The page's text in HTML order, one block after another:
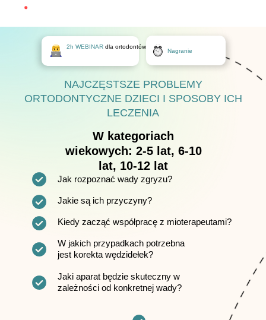
Jakie są ich przyczyny?
2h WEBINAR dla ortodontów
NAJCZĘSTSZE PROBLEMY
ORTODONTYCZNE DZIECI I SPOSOBY ICH
LECZENIA
Jak rozpoznać wady zgryzu?
Kiedy zacząć współpracę z mioterapeutami?
W kategoriach
wiekowych: 2-5 lat, 6-10
lat, 10-12 lat
W jakich przypadkach potrzebna
jest korekta wędzidełek?
Jaki aparat będzie skuteczny w
zależności od konkretnej wady?
Nagranie